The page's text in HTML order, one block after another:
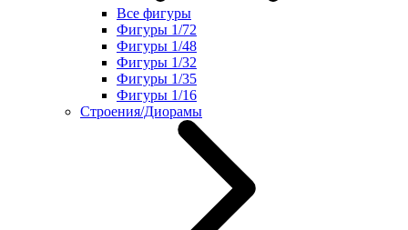
Все фигуры
Фигуры 1/72
Фигуры 1/48
Фигуры 1/32
Фигуры 1/35
Фигуры 1/16
Строения/Диорамы